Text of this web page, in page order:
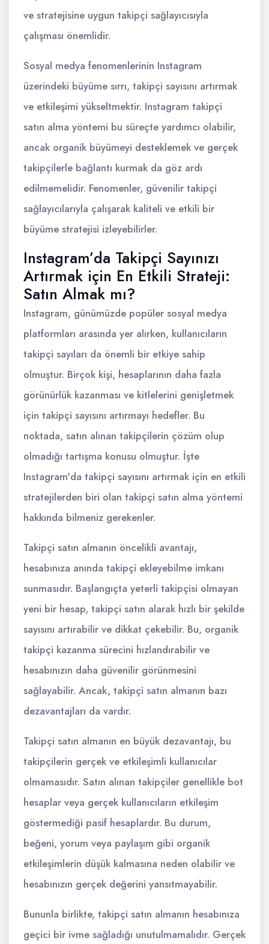
ve stratejisine uygun takipçi sağlayıcısıyla
çalışması önemlidir.
Sosyal medya fenomenlerinin Instagram
üzerindeki büyüme sırrı, takipçi sayısını artırmak
ve etkileşimi yükseltmektir. Instagram takipçi
satın alma yöntemi bu süreçte yardımcı olabilir,
ancak organik büyümeyi desteklemek ve gerçek
takipçilerle bağlantı kurmak da göz ardı
edilmemelidir. Fenomenler, güvenilir takipçi
sağlayıcılarıyla çalışarak kaliteli ve etkili bir
büyüme stratejisi izleyebilirler.
Instagram’da Takipçi Sayınızı
Artırmak için En Etkili Strateji:
Satın Almak mı?
Instagram, günümüzde popüler sosyal medya
platformları arasında yer alırken, kullanıcıların
takipçi sayıları da önemli bir etkiye sahip
olmuştur. Birçok kişi, hesaplarının daha fazla
görünürlük kazanması ve kitlelerini genişletmek
için takipçi sayısını artırmayı hedefler. Bu
noktada, satın alınan takipçilerin çözüm olup
olmadığı tartışma konusu olmuştur. İşte
Instagram'da takipçi sayısını artırmak için en etkili
stratejilerden biri olan takipçi satın alma yöntemi
hakkında bilmeniz gerekenler.
Takipçi satın almanın öncelikli avantajı,
hesabınıza anında takipçi ekleyebilme imkanı
sunmasıdır. Başlangıçta yeterli takipçisi olmayan
yeni bir hesap, takipçi satın alarak hızlı bir şekilde
sayısını artırabilir ve dikkat çekebilir. Bu, organik
takipçi kazanma sürecini hızlandırabilir ve
hesabınızın daha güvenilir görünmesini
sağlayabilir. Ancak, takipçi satın almanın bazı
dezavantajları da vardır.
Takipçi satın almanın en büyük dezavantajı, bu
takipçilerin gerçek ve etkileşimli kullanıcılar
olmamasıdır. Satın alınan takipçiler genellikle bot
hesaplar veya gerçek kullanıcıların etkileşim
göstermediği pasif hesaplardır. Bu durum,
beğeni, yorum veya paylaşım gibi organik
etkileşimlerin düşük kalmasına neden olabilir ve
hesabınızın gerçek değerini yansıtmayabilir.
Bununla birlikte, takipçi satın almanın hesabınıza
geçici bir ivme sağladığı unutulmamalıdır. Gerçek